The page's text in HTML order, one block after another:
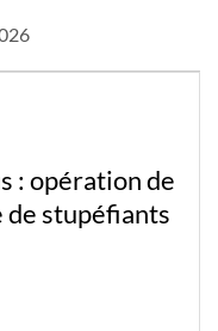
robotique de